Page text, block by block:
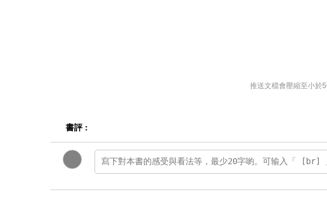
推送文檔會壓縮至小於
書評 :